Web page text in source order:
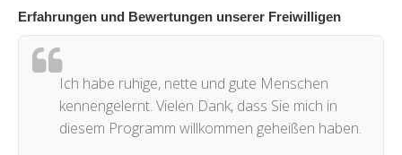
Erfahrungen und Bewertungen unserer Freiwilligen
Ich habe ruhige, nette und gute Menschen
kennengelernt. Vielen Dank, dass Sie mich in
diesem Programm willkommen geheißen haben.